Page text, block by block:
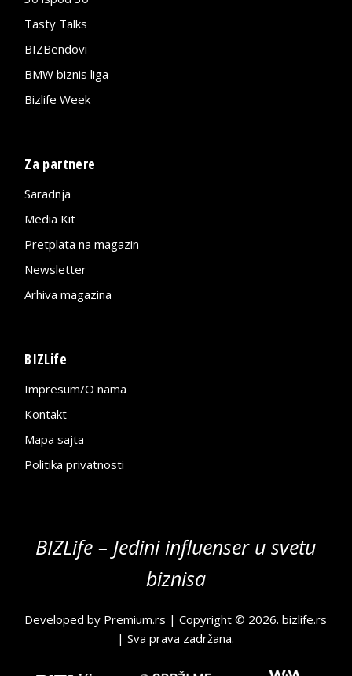
Tasty Talks
BIZBendovi
BMW biznis liga
Bizlife Week
Za partnere
Saradnja
Media Kit
Pretplata na magazin
Newsletter
Arhiva magazina
BIZLife
Impresum/O nama
Kontakt
Mapa sajta
Politika privatnosti
BIZLife – Jedini influenser u svetu
biznisa
Developed by Premium.rs | Copyright © 2026.bizlife.rs
| Sva prava zadržana.